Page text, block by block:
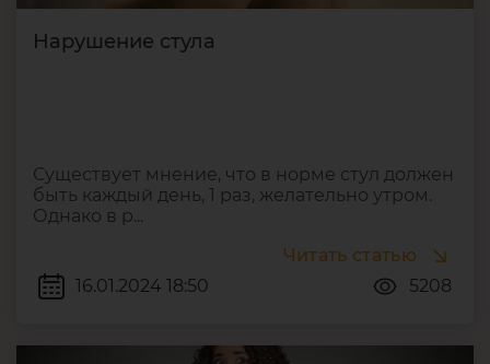
Нарушение стула
Существует мнение, что в норме стул должен
быть каждый день, 1 раз, желательно утром.
Однако в р...
Читать статью
16.01.2024 18:50
5208